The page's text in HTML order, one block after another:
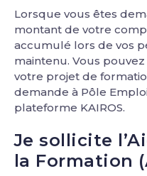
Lorsque vous êtes
montant de votre
accumulé lors de vos
maintenu. Vous
votre projet de
demande à Pôle
plateforme KAIROS.
Je sollicite
la Formation